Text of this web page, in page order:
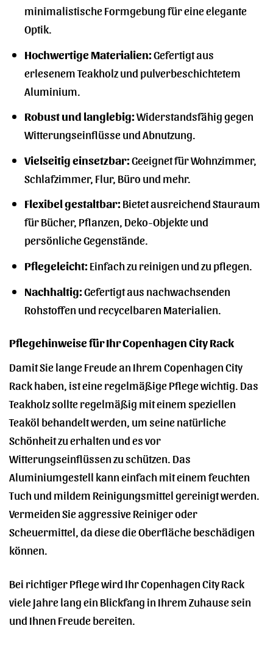
minimalistische Formgebung für eine elegante
Optik.
Hochwertige Materialien:Gefertigt aus
erlesenem Teakholz und pulverbeschichtetem
Aluminium.
Robust und langlebig:Widerstandsfähig gegen
Witterungseinflüsse und Abnutzung.
Vielseitig einsetzbar:Geeignet für Wohnzimmer,
Schlafzimmer, Flur, Büro und mehr.
Flexibel gestaltbar:Bietet ausreichend Stauraum
für Bücher, Pflanzen, Deko-Objekte und
persönliche Gegenstände.
Pflegeleicht:Einfach zu reinigen und zu pflegen.
Nachhaltig:Gefertigt aus nachwachsenden
Rohstoffen und recycelbaren Materialien.
Pflegehinweise für Ihr Copenhagen City Rack
Damit Sie lange Freude an Ihrem Copenhagen City
Rack haben, ist eine regelmäßige Pflege wichtig. Das
Teakholz sollte regelmäßig mit einem speziellen
Teaköl behandelt werden, um seine natürliche
Schönheit zu erhalten und es vor
Witterungseinflüssen zu schützen. Das
Aluminiumgestell kann einfach mit einem feuchten
Tuch und mildem Reinigungsmittel gereinigt werden.
Vermeiden Sie aggressive Reiniger oder
Scheuermittel, da diese die Oberfläche beschädigen
können.
Bei richtiger Pflege wird Ihr Copenhagen City Rack
viele Jahre lang ein Blickfang in Ihrem Zuhause sein
und Ihnen Freude bereiten.